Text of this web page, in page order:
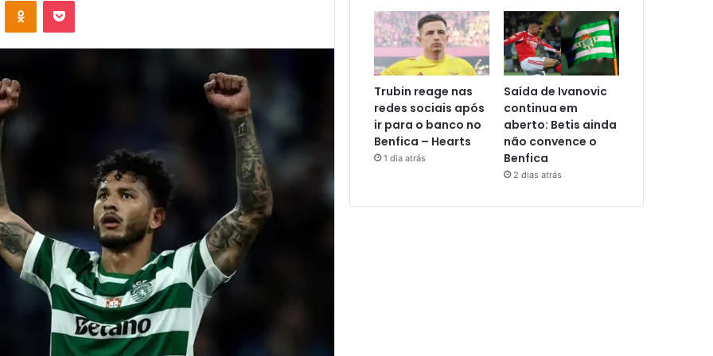
Trubin reage nas
redes sociais após
ir para o banco no
Benfica – Hearts
1 dia atrás
Saída de Ivanovic
continua em
aberto: Betis ainda
não convence o
Benfica
2 dias atrás